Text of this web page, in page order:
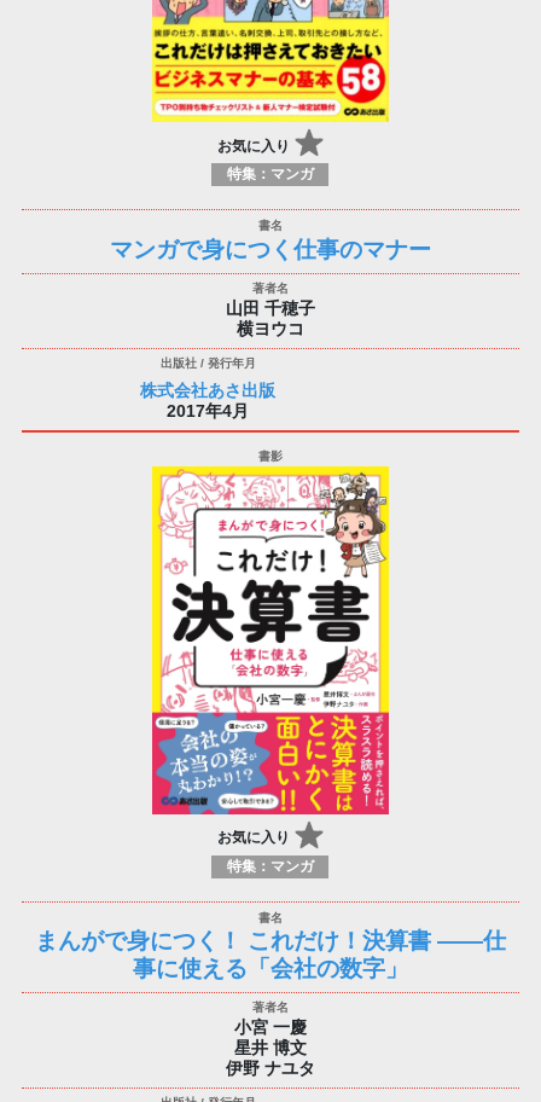
お気に入り
特集：マンガ
マンガで身につく仕事のマナー
山田 千穂子
横ヨウコ
株式会社あさ出版
2017年4月
お気に入り
特集：マンガ
まんがで身につく！ これだけ！決算書 ――仕
事に使える「会社の数字」
小宮 一慶
星井 博文
伊野 ナユタ